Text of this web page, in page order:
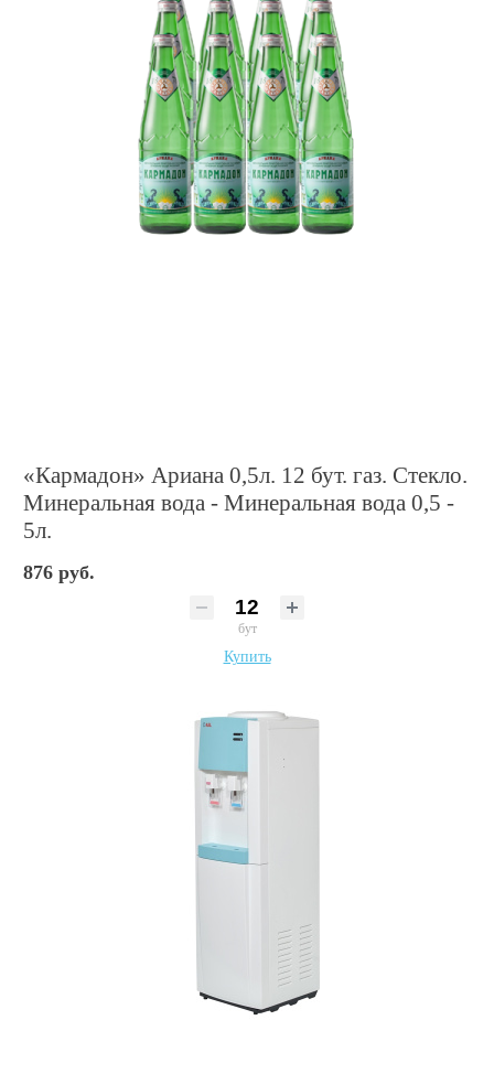
«Кармадон» Ариана 0,5л. 12 бут. газ. Стекло.
Минеральная вода - Минеральная вода 0,5 -
5л.
876 руб.
бут
Купить